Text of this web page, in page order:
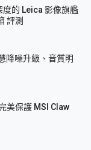
的 Leica 影像旗艦
評測
降噪升級、音質明
美保護 MSI Claw